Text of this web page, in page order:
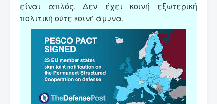
είναι απλός. Δεν έχει κοινή εξωτερική
πολιτική ούτε κοινή άμυνα.